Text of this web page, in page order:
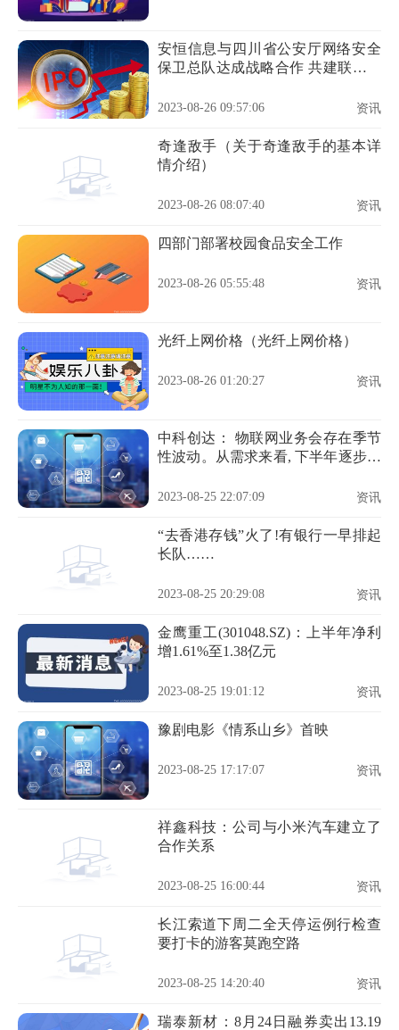
安恒信息与四川省公安厅网络安全
保卫总队达成战略合作 共建联合实
2023-08-26 09:57:06 资讯
奇逢敌手（关于奇逢敌手的基本详
情介绍）
2023-08-26 08:07:40 资讯
四部门部署校园食品安全工作
2023-08-26 05:55:48 资讯
光纤上网价格（光纤上网价格）
2023-08-26 01:20:27 资讯
中科创达： 物联网业务会存在季节
性波动。从需求来看, 下半年逐步恢
2023-08-25 22:07:09 资讯
“去香港存钱”火了!有银行一早排起
长队……
2023-08-25 20:29:08 资讯
金鹰重工(301048.SZ)：上半年净利
增1.61%至1.38亿元
2023-08-25 19:01:12 资讯
豫剧电影《情系山乡》首映
2023-08-25 17:17:07 资讯
祥鑫科技：公司与小米汽车建立了
合作关系
2023-08-25 16:00:44 资讯
长江索道下周二全天停运例行检查
要打卡的游客莫跑空路
2023-08-25 14:20:40 资讯
瑞泰新材：8月24日融券卖出13.19